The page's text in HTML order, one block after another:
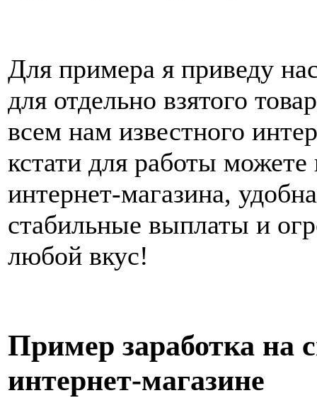
Для примера я приведу
для отдельно взятого
всем нам известного
кстати для работы
интернет-магазина,
стабильные выплаты и
любой вкус!
Пример заработка на
интернет-магазине